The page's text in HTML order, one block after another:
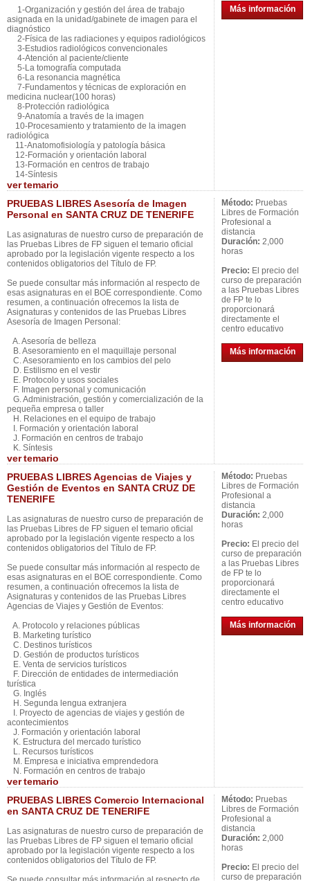
1-Organización y gestión del área de trabajo
asignada en la unidad/gabinete de imagen para el
diagnóstico
2-Física de las radiaciones y equipos radiológicos
3-Estudios radiológicos convencionales
4-Atención al paciente/cliente
5-La tomografía computada
6-La resonancia magnética
7-Fundamentos y técnicas de exploración en
medicina nuclear(100 horas)
8-Protección radiológica
9-Anatomía a través de la imagen
10-Procesamiento y tratamiento de la imagen
radiológica
11-Anatomofisiología y patología básica
12-Formación y orientación laboral
13-Formación en centros de trabajo
14-Síntesis
vertemario
Más información
PRUEBAS LIBRES Asesoría de Imagen
Personal en SANTA CRUZ DE TENERIFE
Las asignaturas de nuestro curso de preparación de
las Pruebas Libres de FP siguen el temario oficial
aprobado por la legislación vigente respecto a los
contenidos obligatorios del Título de FP.
Se puede consultar más información al respecto de
esas asignaturas en el BOE correspondiente. Como
resumen, a continuación ofrecemos la lista de
Asignaturas y contenidos de las Pruebas Libres
Asesoría de Imagen Personal:
A. Asesoría de belleza
B. Asesoramiento en el maquillaje personal
C. Asesoramiento en los cambios del pelo
D. Estilismo en el vestir
E. Protocolo y usos sociales
F. Imagen personal y comunicación
G. Administración, gestión y comercialización de la
pequeña empresa o taller
H. Relaciones en el equipo de trabajo
I. Formación y orientación laboral
J. Formación en centros de trabajo
K. Síntesis
vertemario
Método: Pruebas
Libres de Formación
Profesional a
distancia
Duración: 2,000
horas
Precio: El precio del
curso de preparación
a las Pruebas Libres
de FP te lo
proporcionará
directamente el
centro educativo
Más información
PRUEBAS LIBRES Agencias de Viajes y
Gestión de Eventos en SANTA CRUZ DE
TENERIFE
Las asignaturas de nuestro curso de preparación de
las Pruebas Libres de FP siguen el temario oficial
aprobado por la legislación vigente respecto a los
contenidos obligatorios del Título de FP.
Se puede consultar más información al respecto de
esas asignaturas en el BOE correspondiente. Como
resumen, a continuación ofrecemos la lista de
Asignaturas y contenidos de las Pruebas Libres
Agencias de Viajes y Gestión de Eventos:
A. Protocolo y relaciones públicas
B. Marketing turístico
C. Destinos turísticos
D. Gestión de productos turísticos
E. Venta de servicios turísticos
F. Dirección de entidades de intermediación
turística
G. Inglés
H. Segunda lengua extranjera
I. Proyecto de agencias de viajes y gestión de
acontecimientos
J. Formación y orientación laboral
K. Estructura del mercado turístico
L. Recursos turísticos
M. Empresa e iniciativa emprendedora
N. Formación en centros de trabajo
vertemario
Método: Pruebas
Libres de Formación
Profesional a
distancia
Duración: 2,000
horas
Precio: El precio del
curso de preparación
a las Pruebas Libres
de FP te lo
proporcionará
directamente el
centro educativo
Más información
PRUEBAS LIBRES Comercio Internacional
en SANTA CRUZ DE TENERIFE
Las asignaturas de nuestro curso de preparación de
las Pruebas Libres de FP siguen el temario oficial
aprobado por la legislación vigente respecto a los
contenidos obligatorios del Título de FP.
Método: Pruebas
Libres de Formación
Profesional a
distancia
Duración: 2,000
horas
Precio: El precio del
curso de preparación